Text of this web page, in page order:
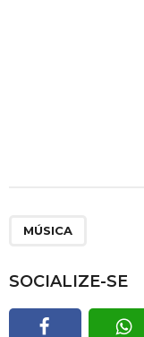
MÚSICA
SOCIALIZE-SE